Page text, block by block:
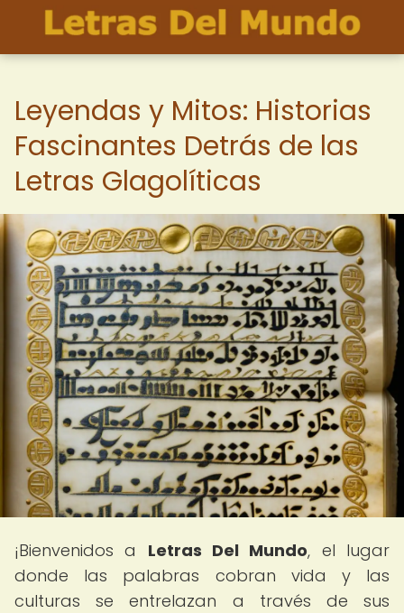
Leyendas y Mitos: Historias
Fascinantes Detrás de las
Letras Glagolíticas
¡Bienvenidos a Letras Del Mundo, el lugar
donde las palabras cobran vida y las
culturas se entrelazan a través de sus